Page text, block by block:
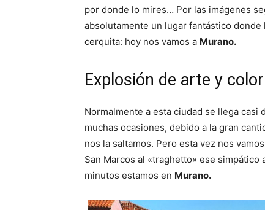
por donde lo mires… Por las imágenes
absolutamente un lugar fantástico donde
cerquita: hoy nos vamos a Murano.
Explosión de arte y
Normalmente a esta ciudad se llega
muchas ocasiones, debido a la gran
nos la saltamos. Pero esta vez nos
San Marcos al «traghetto» ese
minutos estamos en Murano.